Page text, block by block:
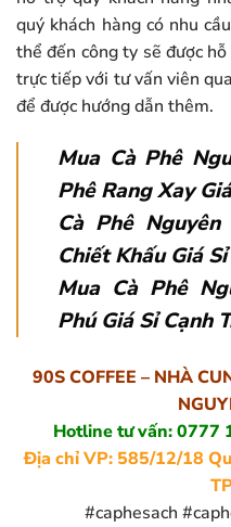
quý khách hàng có nhu
thể đến công ty sẽ được
trực tiếp với tư vấn viên
để được hướng dẫn thêm.
Mua Cà Phê
Phê Rang Xay
Cà Phê
Chiết Khấu Giá Sỉ
Mua Cà Phê
Phú Giá Sỉ Cạnh
90S COFFEE – NHÀ
Hotline tư vấn: 0777
Địa chỉ VP: 585/12/18
#caphesach